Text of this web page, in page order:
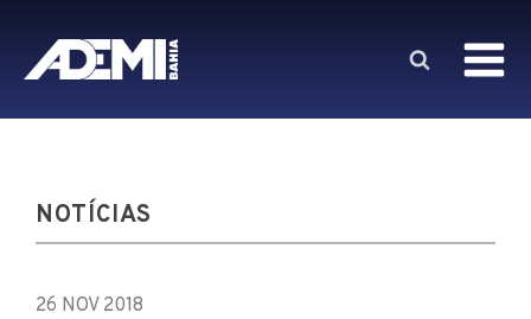
NOTÍCIAS
26 NOV 2018